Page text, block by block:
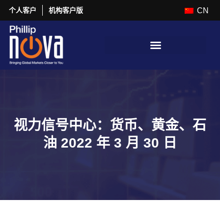
个人客户 机构客户版 CN
视力信号中心：货币、黄金、石
油 2022 年 3 月 30 日